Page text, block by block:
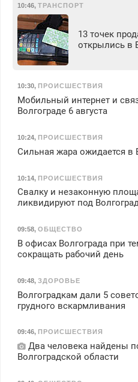
10:46, ТРАНСПОРТ
13 точек
открылись в
10:30, ПРОИСШЕСТВИЯ
Мобильный интернет и
Волгограде 6 августа
10:24, ПРОИСШЕСТВИЯ
Сильная жара ожидается в
10:14, ПРОИСШЕСТВИЯ
Свалку и незаконную
ликвидируют под
09:58, ОБЩЕСТВО
В офисах Волгограда при
сокращать рабочий день
09:48, ЗДОРОВЬЕ
Волгоградкам дали 5
грудного вскармливания
09:46, ПРОИСШЕСТВИЯ
Два человека найдены
Волгоградской области